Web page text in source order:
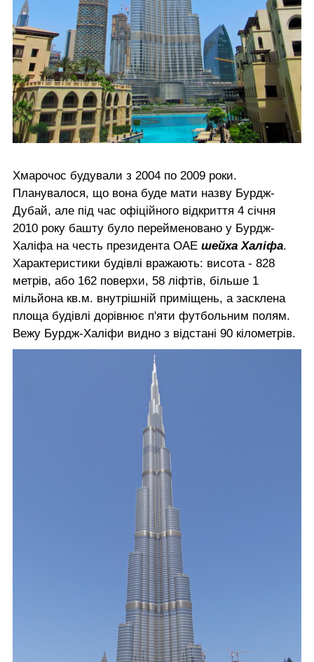
Хмарочос будували з 2004 по 2009 роки.
Планувалося, що вона буде мати назву Бурдж-
Дубай, але під час офіційного відкриття 4 січня
2010 року башту було перейменовано у Бурдж-
Халіфа на честь президента ОАЕ шейха Халіфа.
Характеристики будівлі вражають: висота - 828
метрів, або 162 поверхи, 58 ліфтів, більше 1
мільйона кв.м. внутрішній приміщень, а засклена
площа будівлі дорівнює п'яти футбольним полям.
Вежу Бурдж-Халіфи видно з відстані 90 кілометрів.